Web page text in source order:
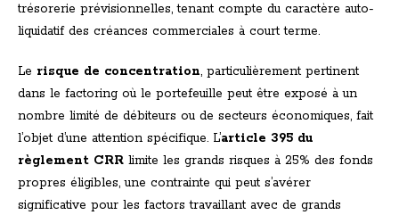
trésorerie prévisionnelles, tenant compte du caractère auto-
liquidatif des créances commerciales à court terme.
Le risque de concentration, particulièrement pertinent
dans le factoring où le portefeuille peut être exposé à un
nombre limité de débiteurs ou de secteurs économiques, fait
l’objet d’une attention spécifique. L’article 395 du
règlement CRR limite les grands risques à 25% des fonds
propres éligibles, une contrainte qui peut s’avérer
significative pour les factors travaillant avec de grands